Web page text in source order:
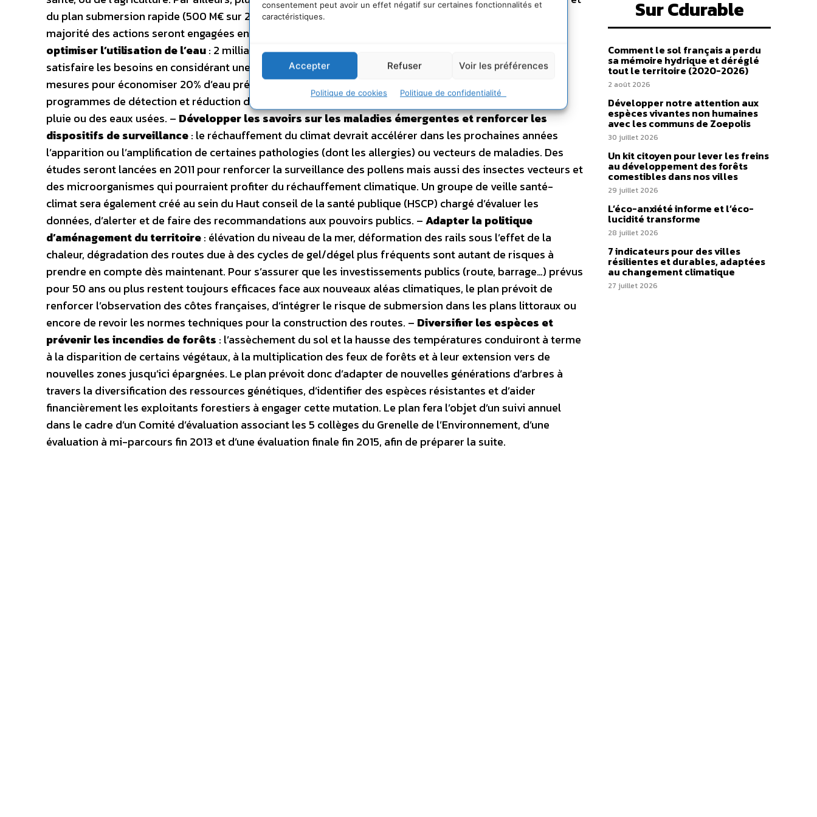
consentement peut avoir un effet négatif sur certaines fonctionnalités et
caractéristiques.
Accepter Refuser Voir les préférences
Politique de cookies Politique de confidentialité
du plan submersion rapide (500 M€ sur 2011-2016) participent également de son financement. La grande
majorité des actions seront engagées en 2011 et 2012. Elles visent notamment à : –
optimiser l’utilisation de l’eau: 2 milliards de m3 par an est le déficit estimé à l’horizon 2050 pour
satisfaire les besoins en considérant une stabilité de la demande. Le plan prévoit donc un ensemble de
mesures pour économiser 20% d’eau prélevée en 2020, à travers l’action des Agences de l’eau, des
programmes de détection et réduction des fuites dans le réseau et d’aide à la récupération des eaux de
pluie ou des eaux usées. – Développer les savoirs sur les maladies émergentes et renforcer les
dispositifs de surveillance: le réchauffement du climat devrait accélérer dans les prochaines années
l’apparition ou l’amplification de certaines pathologies (dont les allergies) ou vecteurs de maladies. Des
études seront lancées en 2011 pour renforcer la surveillance des pollens mais aussi des insectes vecteurs et
des microorganismes qui pourraient profiter du réchauffement climatique. Un groupe de veille santé-
climat sera également créé au sein du Haut conseil de la santé publique (HSCP) chargé d’évaluer les
données, d’alerter et de faire des recommandations aux pouvoirs publics. –Adapter la politique
d’aménagement du territoire: élévation du niveau de la mer, déformation des rails sous l’effet de la
chaleur, dégradation des routes due à des cycles de gel/dégel plus fréquents sont autant de risques à
prendre en compte dès maintenant. Pour s’assurer que les investissements publics (route, barrage…) prévus
pour 50 ans ou plus restent toujours efficaces face aux nouveaux aléas climatiques, le plan prévoit de
renforcer l’observation des côtes françaises, d’intégrer le risque de submersion dans les plans littoraux ou
encore de revoir les normes techniques pour la construction des routes. – Diversifier les espèces et
prévenir les incendies de forêts : l’assèchement du sol et la hausse des températures conduiront à terme
à la disparition de certains végétaux, à la multiplication des feux de forêts et à leur extension vers de
nouvelles zones jusqu’ici épargnées. Le plan prévoit donc d’adapter de nouvelles générations d’arbres à
travers la diversification des ressources génétiques, d’identifier des espèces résistantes et d’aider
financièrement les exploitants forestiers à engager cette mutation. Le plan fera l’objet d’un suivi annuel
dans le cadre d’un Comité d’évaluation associant les 5 collèges du Grenelle de l’Environnement, d’une
évaluation à mi-parcours fin 2013 et d’une évaluation finale fin 2015, afin de préparer la suite.
Sur Cdurable
Comment le sol français a perdu
sa mémoire hydrique et déréglé
tout le territoire (2020-2026)
2 août 2026
Développer notre attention aux
espèces vivantes non humaines
avec les communs de Zoepolis
30 juillet 2026
Un kit citoyen pour lever les freins
au développement des forêts
comestibles dans nos villes
29 juillet 2026
L’éco-anxiété informe et l’éco-
lucidité transforme
28 juillet 2026
7 indicateurs pour des villes
résilientes et durables, adaptées
au changement climatique
27 juillet 2026